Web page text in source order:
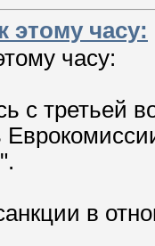
этому часу:
часу:
с третьей
в